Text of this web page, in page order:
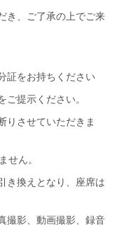
き、ご了承の上でご来
証をお持ちください
ご提示ください。
りさせていただきま
せん。
き換えとなり、座席は
撮影、動画撮影、録音